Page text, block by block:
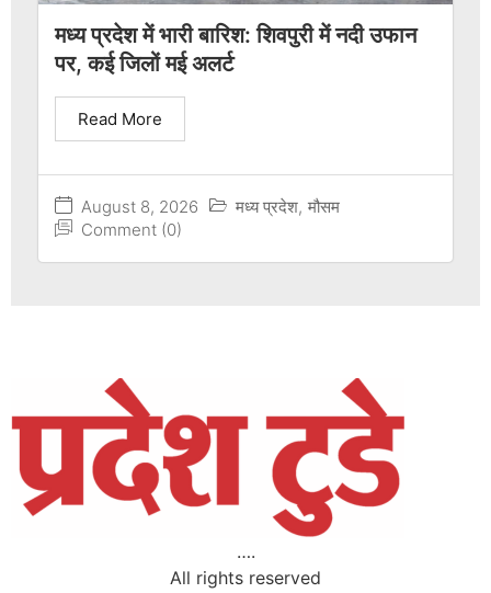
मध्य प्रदेश में भारी बारिश: शिवपुरी में नदी उफान
पर, कई जिलों मई अलर्ट
August 8, 2026 मध्य प्रदेश, मौसम
Comment (0)
Read More
….
All rights reserved